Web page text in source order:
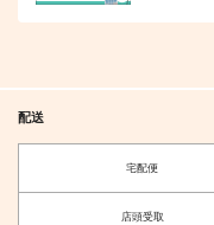
隣の席のイケメンが俺
のこと好きかもし 1
芳文社
姫
サンプル
配送
宅配便
店頭受取